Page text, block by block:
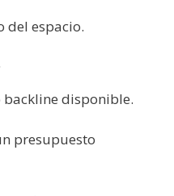
del espacio.
disponible.
presupuesto